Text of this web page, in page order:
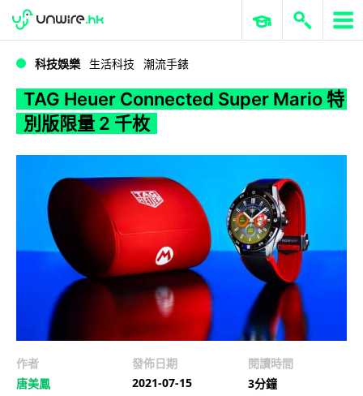
WWDC 2026 ERP 與商業 AI
科技娛樂 生活科技 潮流手錶
TAG Heuer Connected Super Mario 特
別版限量 2 千枚
作者
唐美鳳
發佈日期
2021-07-15
閱讀時間
3分鐘